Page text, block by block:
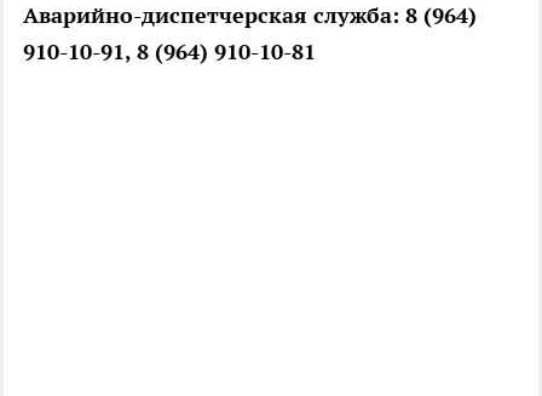
Аварийно-диспетчерская служба: 8 (964)
910-10-91, 8 (964) 910-10-81